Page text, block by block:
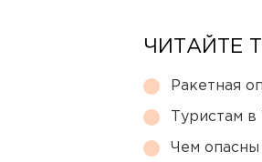
ЧИТАЙТЕ
Ракетная
Туристам
Чем опасны